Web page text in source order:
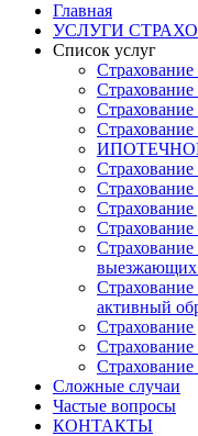
Главная
УСЛУГИ
Список услуг
ИПОТЕЧНОЕ
выезжающих
активный
Страхование
Страхование
Сложные случаи
Частые вопросы
КОНТАКТЫ